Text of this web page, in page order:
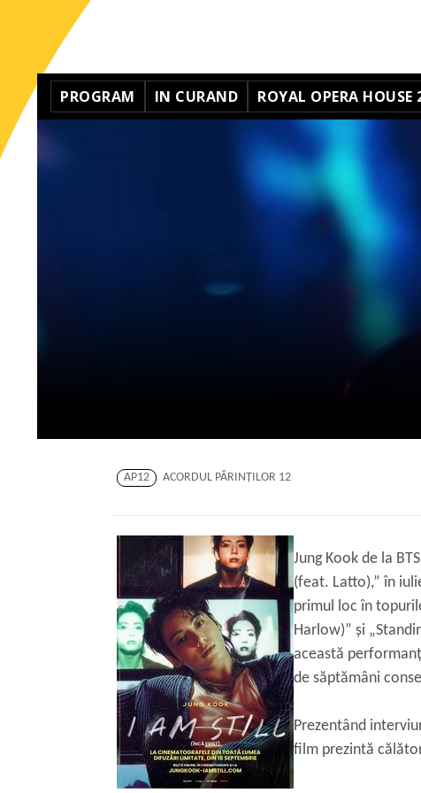
PROGRAM IN CURAND ROYAL OPERA
AP12
ACORDUL PĂRINŢILOR 12
Jung Kook de la
(feat. Latto),” în
primul loc în
Harlow)” și
această
de săptămâni
Prezentând
film prezintă